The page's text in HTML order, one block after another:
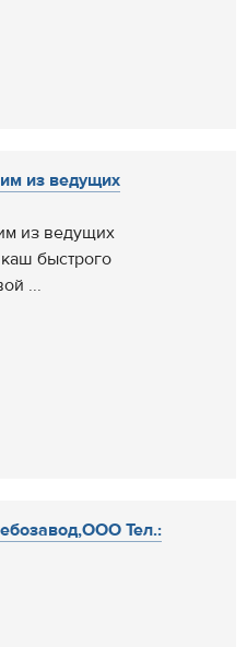
из ведущих
из ведущих
быстрого
...
Тел.: